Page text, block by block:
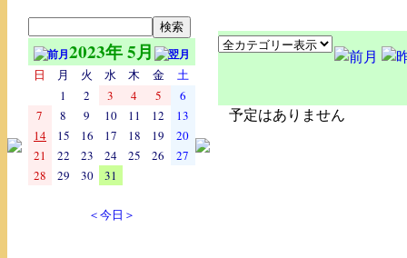
2023年 5月
日 月 火 水 木 金
土
1
2 3 4 5
6
7
8 9 10 11 12
13
14
15 16 17 18 19
20
21
22 23 24 25 26
27
28
29 30 31
＜今日＞
予定はありません